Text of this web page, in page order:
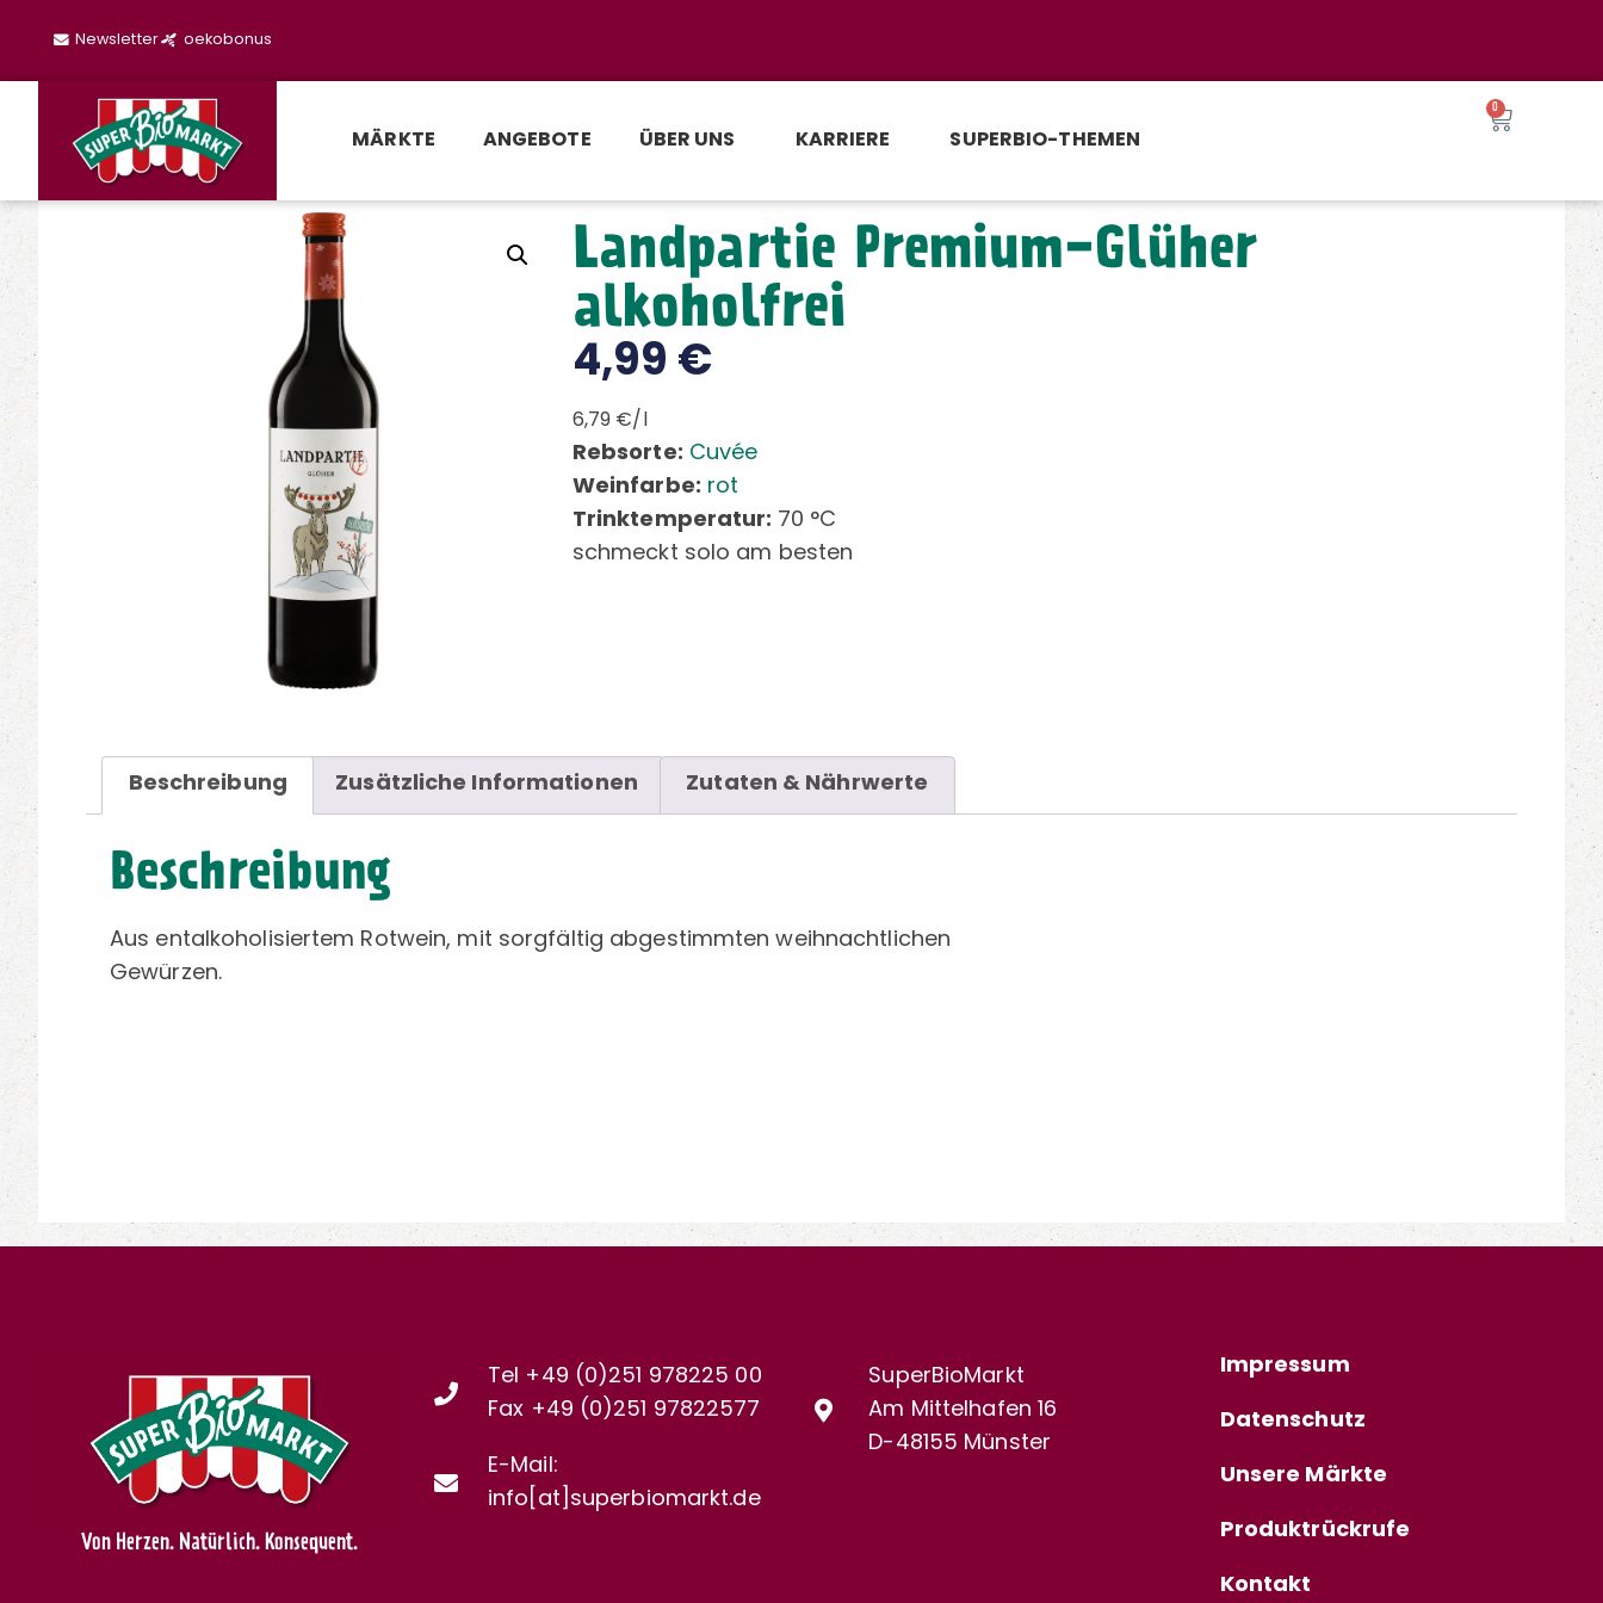
Newsletter oekobonus
MÄRKTE ANGEBOTE ÜBER UNS KARRIERE SUPERBIO-THEMEN
0
Landpartie Premium-Glüher
alkoholfrei
4,99 €
6,79 €/l
Rebsorte: Cuvée
Weinfarbe: rot
Trinktemperatur: 70 °C
schmeckt solo am besten
Beschreibung Zusätzliche Informationen Zutaten & Nährwerte
Beschreibung
Aus entalkoholisiertem Rotwein, mit sorgfältig abgestimmten weihnachtlichen
Gewürzen.
Von Herzen. Natürlich. Konsequent.
Tel +49 (0)251 978225 00
Fax +49 (0)251 97822577
E-Mail:
info[at]superbiomarkt.de
SuperBioMarkt
Am Mittelhafen 16
D-48155 Münster
Impressum
Datenschutz
Unsere Märkte
Produktrückrufe
Kontakt